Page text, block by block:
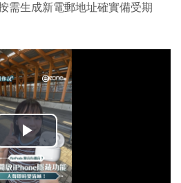
需生成新電郵地址確實備受期
播
放